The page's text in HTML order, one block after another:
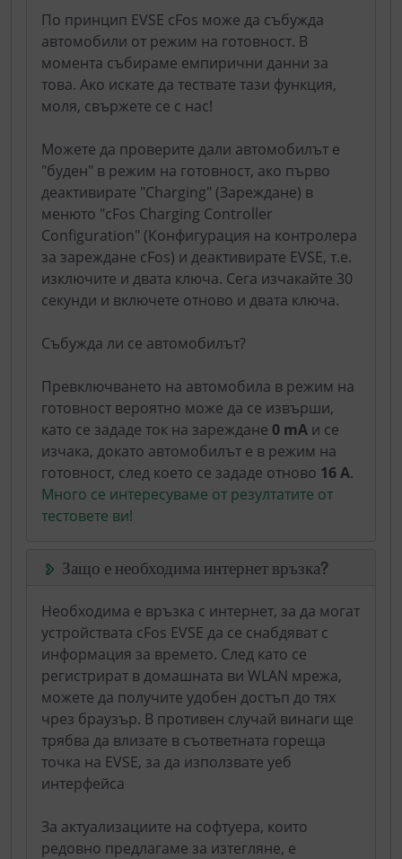
По принцип EVSE cFos може да събужда
автомобили от режим на готовност. В
момента събираме емпирични данни за
това. Ако искате да тествате тази функция,
моля, свържете се с нас!
Можете да проверите дали автомобилът е
"буден" в режим на готовност, ако първо
деактивирате "Charging" (Зареждане) в
менюто "cFos Charging Controller
Configuration" (Конфигурация на контролера
за зареждане cFos) и деактивирате EVSE, т.е.
изключите и двата ключа. Сега изчакайте 30
секунди и включете отново и двата ключа.
Събужда ли се автомобилът?
Превключването на автомобила в режим на
готовност вероятно може да се извърши,
като се зададе ток на зареждане 0 mA и се
изчака, докато автомобилът е в режим на
готовност, след което се зададе отново 16 А.
Много се интересуваме от резултатите от
тестовете ви!
Защо е необходима интернет връзка?
Необходима е връзка с интернет, за да могат
устройствата cFos EVSE да се снабдяват с
информация за времето. След като се
регистрират в домашната ви WLAN мрежа,
можете да получите удобен достъп до тях
чрез браузър. В противен случай винаги ще
трябва да влизате в съответната гореща
точка на EVSE, за да използвате уеб
интерфейса
За актуализациите на софтуера, които
редовно предлагаме за изтегляне, е